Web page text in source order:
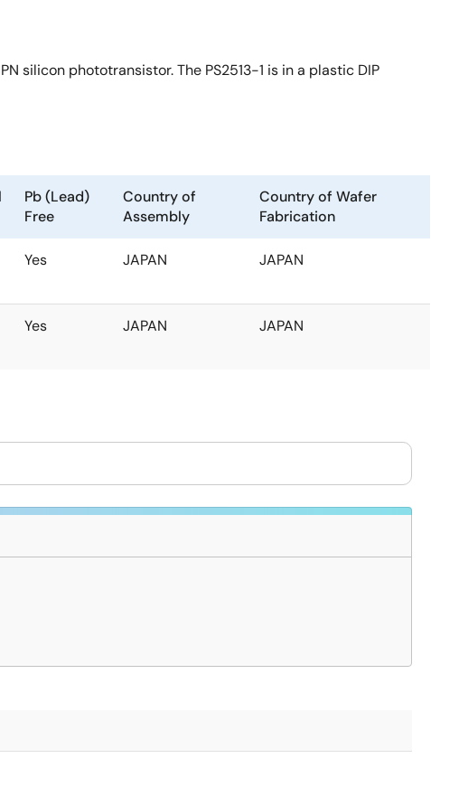
silicon phototransistor. The PS2513-1 is in a plastic DIP
Pb (Lead)
Free
Country of
Assembly
Country of Wafer
Fabrication
Yes JAPAN JAPAN
Yes JAPAN JAPAN